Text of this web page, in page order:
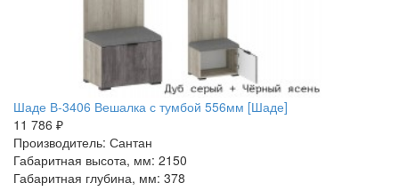
Шаде В-3406 Вешалка с тумбой 556мм [Шаде]
11 786 ₽
Производитель: Сантан
Габаритная высота, мм: 2150
Габаритная глубина, мм: 378